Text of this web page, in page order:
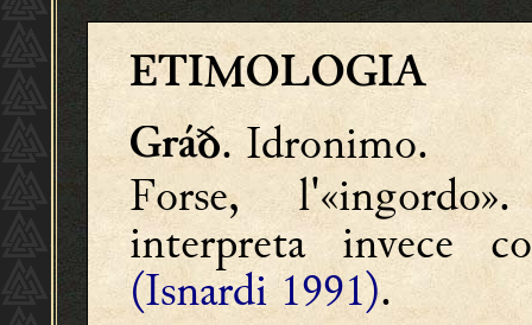
ETIMOLOGIA
Gráð. Idronimo.
Forse,
interpreta invece
(Isnardi 1991).